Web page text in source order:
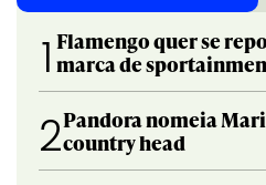
1 Flamengo quer se
marca de
2Pandora nomeia
country head